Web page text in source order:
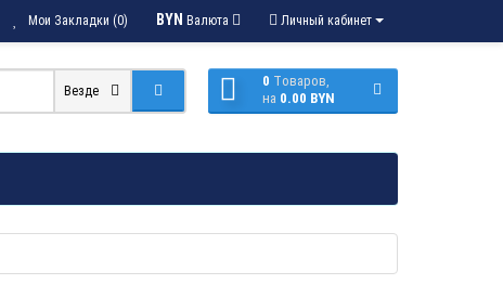
Личный кабинет
BYN Валюта
Мои Закладки (0)
0 Tоваров,
на 0.00 BYN
Везде